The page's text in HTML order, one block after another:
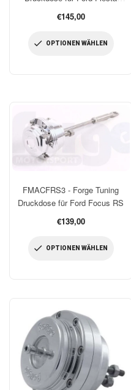
Normaler
€145,00
OPTIONEN WÄHLEN
FMACFRS3 - Forge Tuning
Druckdose für Ford Focus RS
Normaler
€139,00
OPTIONEN WÄHLEN